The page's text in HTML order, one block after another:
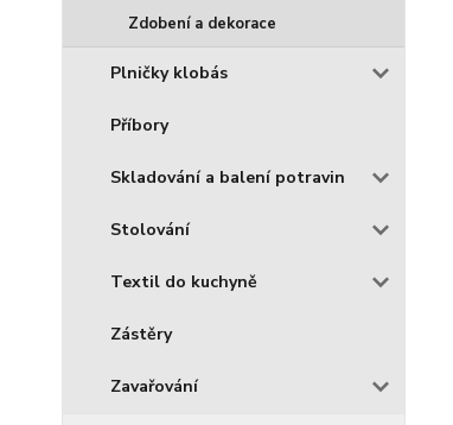
Zdobení a dekorace
Plničky klobás
Příbory
Skladování a balení potravin
Stolování
Textil do kuchyně
Zástěry
Zavařování